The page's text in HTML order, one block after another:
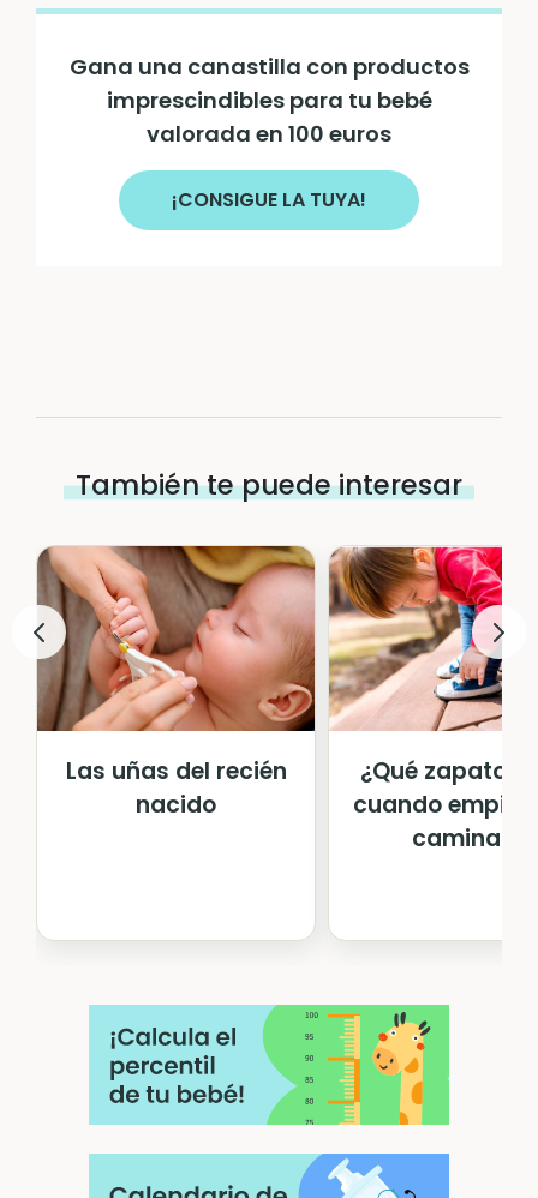
Gana una canastilla con productos
imprescindibles para tu bebé
valorada en 100 euros
¡CONSIGUE LA TUYA!
También te puede interesar
Las uñas del recién
nacido
¿Qué zapato
cuando
caminar?